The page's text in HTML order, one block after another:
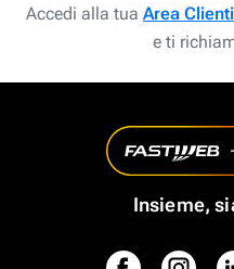
Accedi alla tua Area
e ti
Insieme,